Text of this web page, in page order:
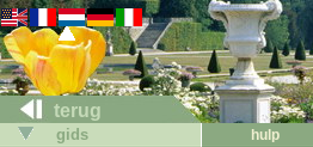
terug
gids hulp